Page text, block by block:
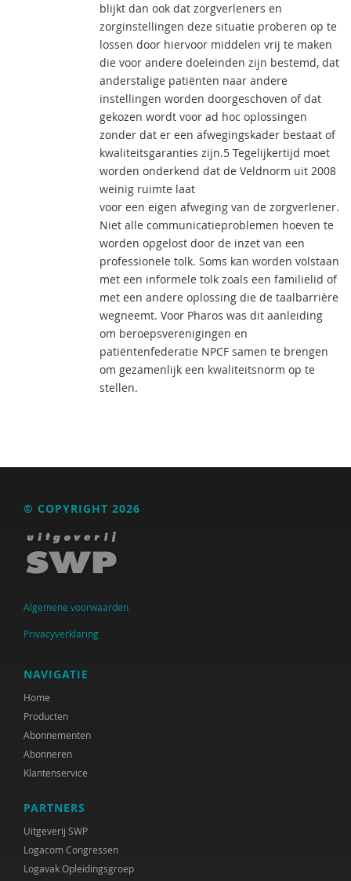
blijkt dan ook dat zorgverleners en
zorginstellingen deze situatie proberen op te
lossen door hiervoor middelen vrij te maken
die voor andere doeleinden zijn bestemd, dat
anderstalige patiënten naar andere
instellingen worden doorgeschoven of dat
gekozen wordt voor ad hoc oplossingen
zonder dat er een afwegingskader bestaat of
kwaliteitsgaranties zijn.5 Tegelijkertijd moet
worden onderkend dat de Veldnorm uit 2008
weinig ruimte laat
voor een eigen afweging van de zorgverlener.
Niet alle communicatieproblemen hoeven te
worden opgelost door de inzet van een
professionele tolk. Soms kan worden volstaan
met een informele tolk zoals een familielid of
met een andere oplossing die de taalbarrière
wegneemt. Voor Pharos was dit aanleiding
om beroepsverenigingen en
patiëntenfederatie NPCF samen te brengen
om gezamenlijk een kwaliteitsnorm op te
stellen.
© COPYRIGHT 2026
Algemene voorwaarden
Privacyverklaring
NAVIGATIE
Home
Producten
Abonnementen
Abonneren
Klantenservice
PARTNERS
Uitgeverij SWP
Logacom Congressen
Logavak Opleidingsgroep